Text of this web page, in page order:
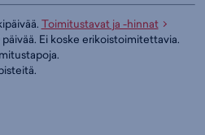
Toimitustavat ja -hinnat
Ei koske erikoistoimitettavia.